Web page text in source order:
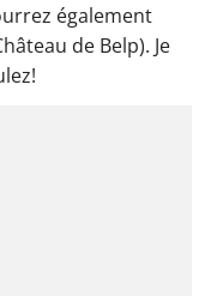
également
de Belp). Je